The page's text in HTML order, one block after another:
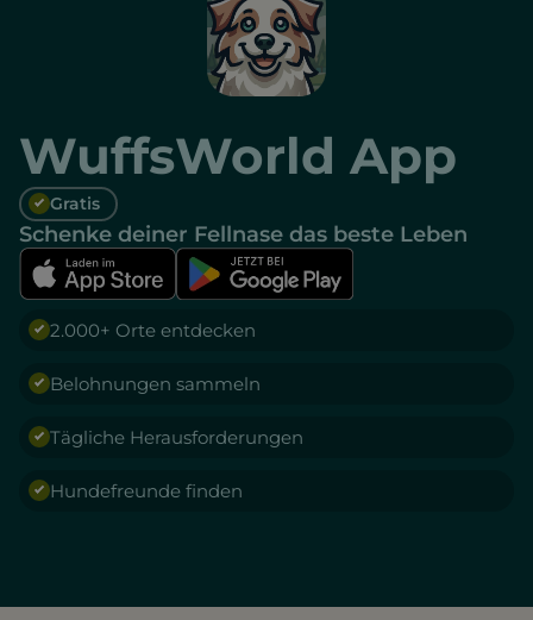
WuffsWorld App
Gratis
Schenke deiner Fellnase das beste Leben
2.000+ Orte entdecken
Belohnungen sammeln
Tägliche Herausforderungen
Hundefreunde finden